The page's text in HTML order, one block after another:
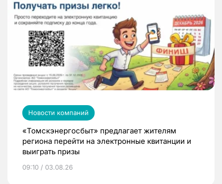
Новости компаний
«Томскэнергосбыт» предлагает жителям
региона перейти на электронные квитанции и
выиграть призы
09:10 / 03.08.26